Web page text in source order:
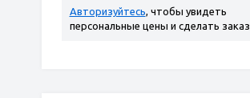
Авторизуйтесь, чтобы увидеть
персональные цены и сделать заказ